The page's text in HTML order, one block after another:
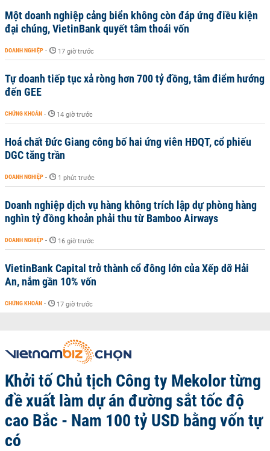
Một doanh nghiệp cảng biển không còn đáp ứng điều kiện
đại chúng, VietinBank quyết tâm thoái vốn
DOANH NGHIỆP - 17 giờ trước
Tự doanh tiếp tục xả ròng hơn 700 tỷ đồng, tâm điểm hướng
đến GEE
CHỨNG KHOÁN - 14 giờ trước
Hoá chất Đức Giang công bố hai ứng viên HĐQT, cổ phiếu
DGC tăng trần
DOANH NGHIỆP - 1 phút trước
Doanh nghiệp dịch vụ hàng không trích lập dự phòng hàng
nghìn tỷ đồng khoản phải thu từ Bamboo Airways
DOANH NGHIỆP - 16 giờ trước
VietinBank Capital trở thành cổ đông lớn của Xếp dỡ Hải
An, nắm gần 10% vốn
CHỨNG KHOÁN - 17 giờ trước
Khởi tố Chủ tịch Công ty Mekolor từng
đề xuất làm dự án đường sắt tốc độ
cao Bắc - Nam 100 tỷ USD bằng vốn tự
có